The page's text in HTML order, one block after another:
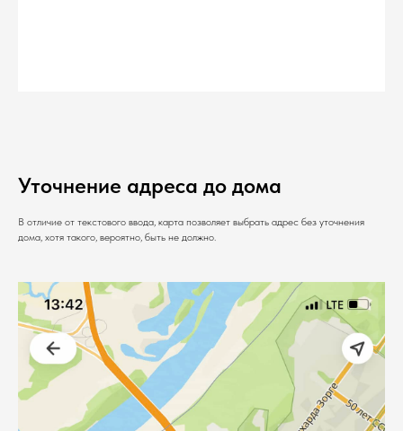
Уточнение адреса до дома
В отличие от текстового ввода, карта позволяет выбрать адрес без уточнения
дома, хотя такого, вероятно, быть не должно.